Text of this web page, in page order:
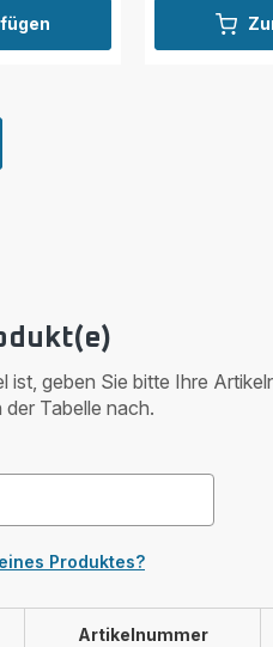
geben Sie bitte Ihre
Tabelle nach.
Produktes?
Artikelnummer